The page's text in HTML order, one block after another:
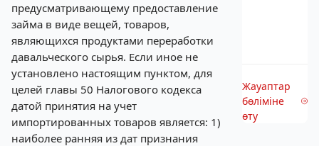
предусматривающему предоставление
займа в виде вещей, товаров,
являющихся продуктами переработки
давальческого сырья. Если иное не
установлено настоящим пунктом, для
целей главы 50 Налогового кодекса
датой принятия на учет
импортированных товаров является: 1)
наиболее ранняя из дат признания
Жауаптар
бөліміне
өту